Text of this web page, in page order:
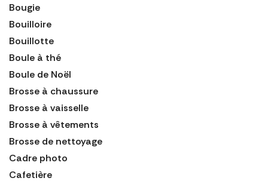
Bougie
Bouilloire
Bouillotte
Boule à thé
Boule de Noël
Brosse à chaussure
Brosse à vaisselle
Brosse à vêtements
Brosse de nettoyage
Cadre photo
Cafetière